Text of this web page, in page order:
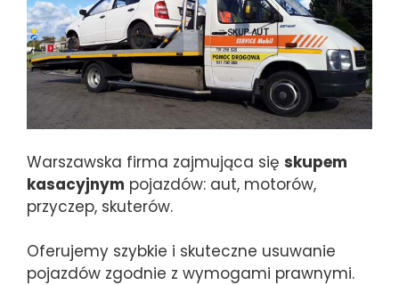
Warszawska firma zajmująca się skupem
kasacyjnym pojazdów: aut, motorów,
przyczep, skuterów.
Oferujemy szybkie i skuteczne usuwanie
pojazdów zgodnie z wymogami prawnymi.